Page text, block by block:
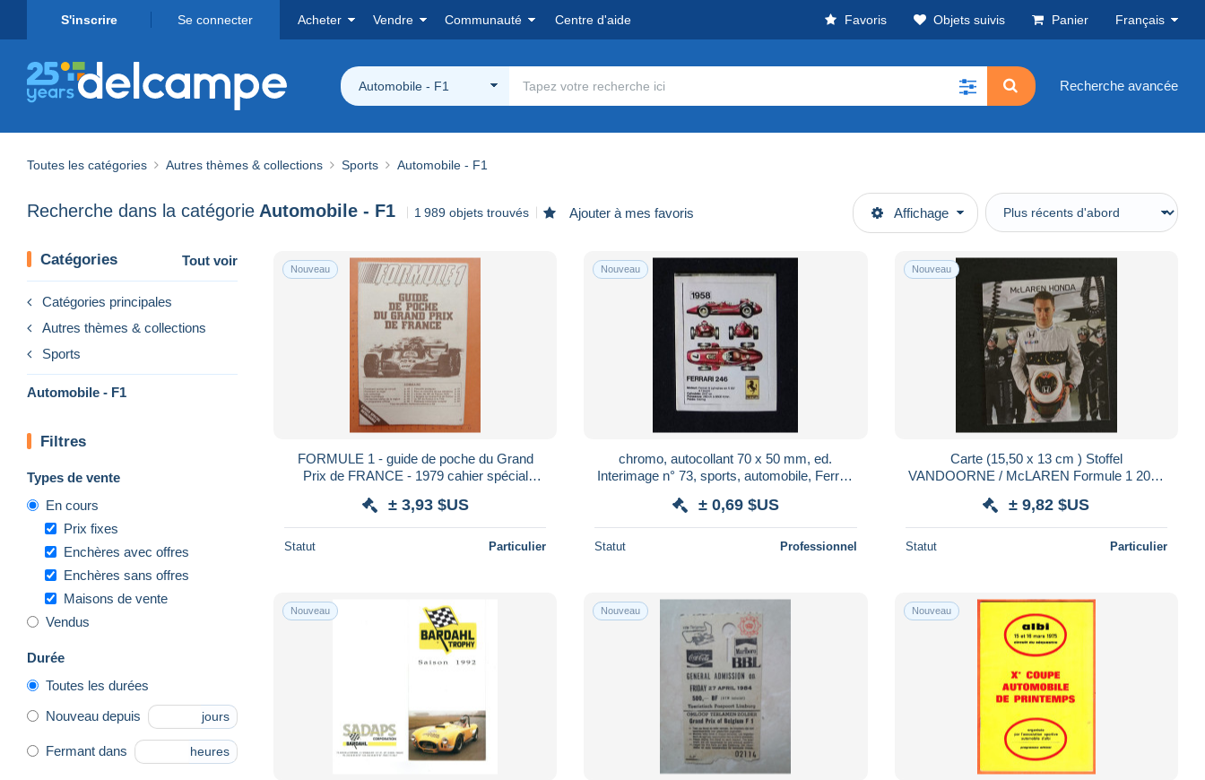
S'inscrire Se connecter Acheter Vendre Communauté Centre d'aide Favoris Objets suivis Panier Français
Automobile - F1 Recherche avancée
Toutes les catégories Autres thèmes & collections Sports Automobile - F1
Recherche dans la catégorie Automobile - F1 1 989 objets trouvés Ajouter à mes favoris Affichage
Catégories Tout voir
Catégories principales
Autres thèmes & collections
Sports
Automobile - F1
Filtres
Types de vente
En cours
Prix fixes
Enchères avec offres
Enchères sans offres
Maisons de vente
Vendus
Durée
Toutes les durées
Nouveau depuis jours
Fermant dans heures
Nouveau
FORMULE 1 - guide de poche du Grand
Prix de FRANCE - 1979 cahier spécial
± 3,93 $US
Statut Particulier
Nouveau
chromo, autocollant 70 x 50 mm, ed.
Interimage n° 73, sports, automobile, Ferrari
± 0,69 $US
Statut Professionnel
Nouveau
Carte (15,50 x 13 cm ) Stoffel
VANDOORNE / McLAREN Formule 1 2016
± 9,82 $US
Statut Particulier
Nouveau Nouveau Nouveau